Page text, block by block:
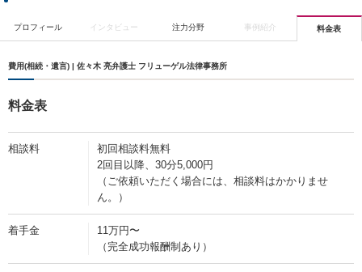
プロフィール インタビュー 注力分野 事例紹介 料金表
費用(相続・遺言) | 佐々木 亮弁護士 フリューゲル法律事務所
料金表
相談料
初回相談料無料
2回目以降、30分5,000円
（ご依頼いただく場合には、相談料はかかりませ
ん。）
着手金
11万円〜
（完全成功報酬制あり）